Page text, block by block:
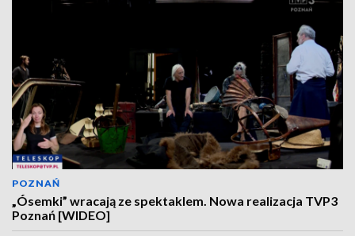
POZNAŃ
„Ósemki” wracają ze spektaklem. Nowa realizacja TVP3
Poznań [WIDEO]